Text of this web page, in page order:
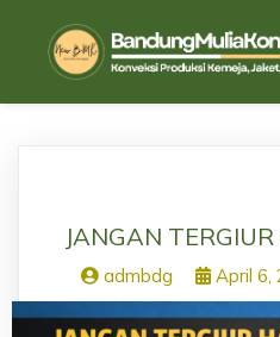
JANGAN
admbdg April 6,